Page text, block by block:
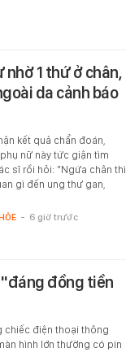
1 thứ ở chân,
da cảnh báo
kết quả chẩn đoán,
nữ này tức giận tìm
sĩ rồi hỏi: "Ngứa chân thì
gì đến ung thư gan,
- 6 giờ trước
đồng tiền
chiếc điện thoại thông
hình lớn thường có pin